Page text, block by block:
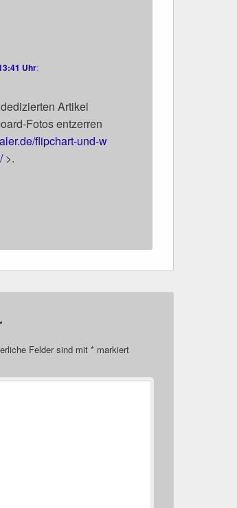
Uhr:
Arti­kel
Fotos ent­zer­ren
​f​l​i​p​c​h​a​r​t​-​u​n​d​-​w​
>.
Felder sind mit * markiert